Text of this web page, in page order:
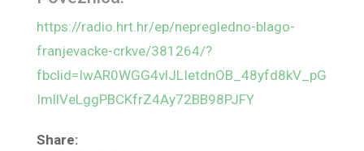
https://radio.hrt.hr/ep/nepregledno-blago-
franjevacke-crkve/381264/?
fbclid=IwAR0WGG4vlJLIetdnOB_48yfd8kV_pG
ImllVeLggPBCKfrZ4Ay72BB98PJFY
Share: